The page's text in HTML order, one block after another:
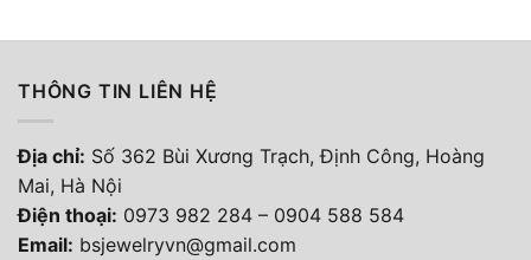
THÔNG TIN LIÊN HỆ
Địa chỉ: Số 362 Bùi Xương Trạch, Định Công, Hoàng
Mai, Hà Nội
Điện thoại: 0973 982 284 – 0904 588 584
Email: bsjewelryvn@gmail.com